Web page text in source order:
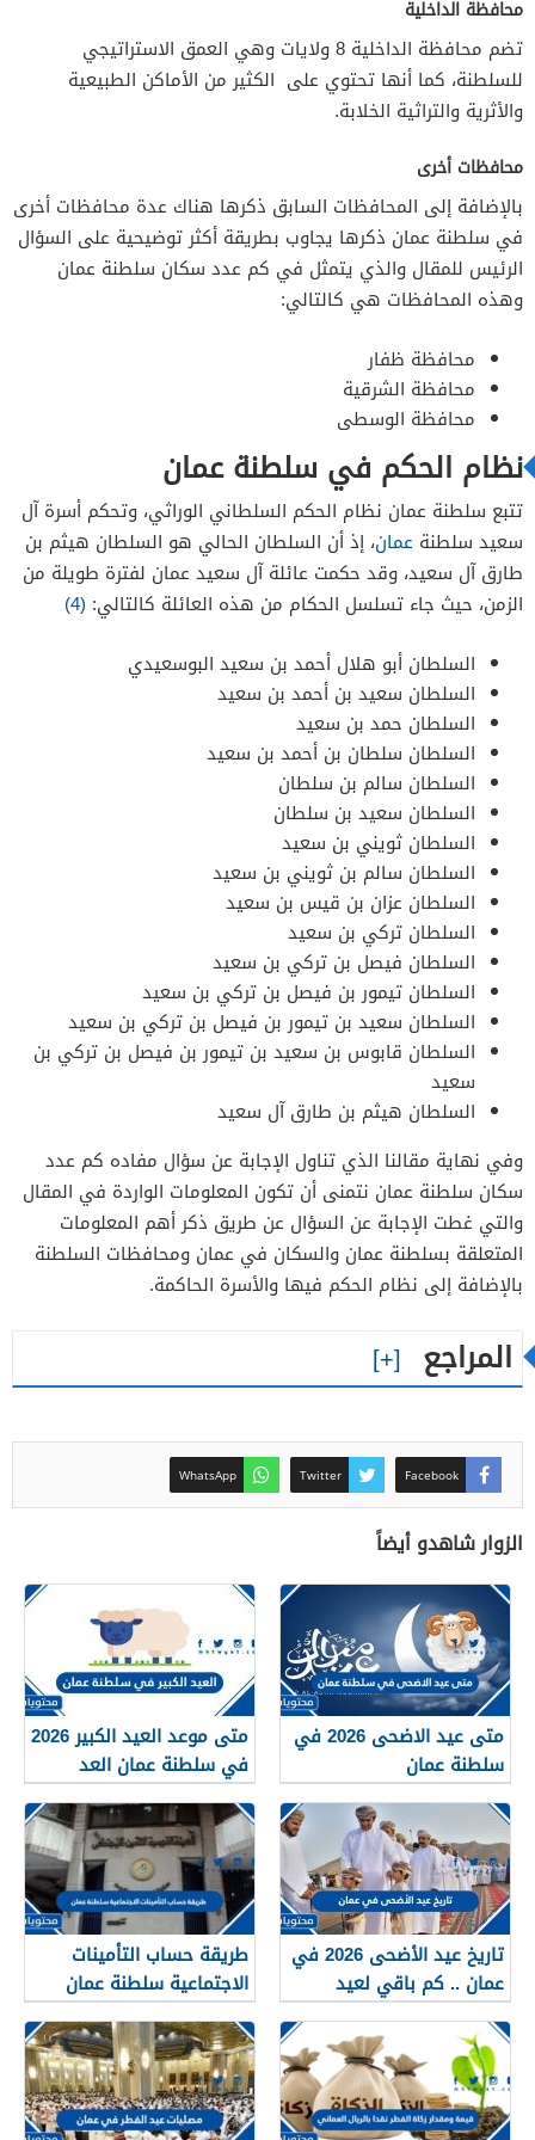
محافظة الداخلية
تضم محافظة الداخلية 8 ولايات وهي العمق الاستراتيجي
للسلطنة، كما أنها تحتوي على الكثير من الأماكن الطبيعية
والأثرية والتراثية الخلابة.
محافظات أخرى
بالإضافة إلى المحافظات السابق ذكرها هناك عدة محافظات أخرى
في سلطنة عمان ذكرها يجاوب بطريقة أكثر توضيحية على السؤال
الرئيس للمقال والذي يتمثل في كم عدد سكان سلطنة عمان
وهذه المحافظات هي كالتالي:
محافظة ظفار
محافظة الشرقية
محافظة الوسطى
نظام الحكم في سلطنة عمان
تتبع سلطنة عمان نظام الحكم السلطاني الوراثي، وتحكم أسرة آل
سعيد سلطنة عمان، إذ أن السلطان الحالي هو السلطان هيثم بن
طارق آل سعيد، وقد حكمت عائلة آل سعيد عمان لفترة طويلة من
الزمن، حيث جاء تسلسل الحكام من هذه العائلة كالتالي: (4)
السلطان أبو هلال أحمد بن سعيد البوسعيدي
السلطان سعيد بن أحمد بن سعيد
السلطان حمد بن سعيد
السلطان سلطان بن أحمد بن سعيد
السلطان سالم بن سلطان
السلطان سعيد بن سلطان
السلطان ثويني بن سعيد
السلطان سالم بن ثويني بن سعيد
السلطان عزان بن قيس بن سعيد
السلطان تركي بن سعيد
السلطان فيصل بن تركي بن سعيد
السلطان تيمور بن فيصل بن تركي بن سعيد
السلطان سعيد بن تيمور بن فيصل بن تركي بن سعيد
السلطان قابوس بن سعيد بن تيمور بن فيصل بن تركي بن
سعيد
السلطان هيثم بن طارق آل سعيد
وفي نهاية مقالنا الذي تناول الإجابة عن سؤال مفاده كم عدد
سكان سلطنة عمان نتمنى أن تكون المعلومات الواردة في المقال
والتي غطت الإجابة عن السؤال عن طريق ذكر أهم المعلومات
المتعلقة بسلطنة عمان والسكان في عمان ومحافظات السلطنة
بالإضافة إلى نظام الحكم فيها والأسرة الحاكمة.
المراجع
Facebook
Twitter
WhatsApp
الزوار شاهدو أيضاً
متى عيد الاضحى 2026 في
سلطنة عمان
متى موعد العيد الكبير 2026
في سلطنة عمان العد
التنازلي لعيد الاضحى
تاريخ عيد الأضحى 2026 في
عمان .. كم باقي لعيد
الاضحى ووقفة عرفة في
عمان
طريقة حساب التأمينات
الاجتماعية سلطنة عمان
2026